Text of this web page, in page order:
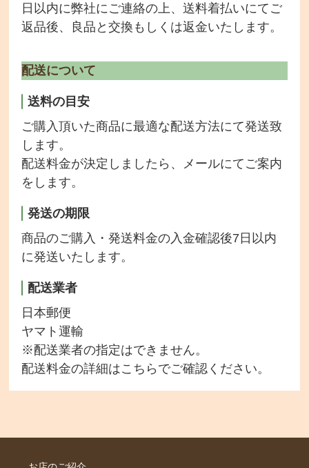
日以内に弊社にご連絡の上、送料着払いにてご
返品後、良品と交換もしくは返金いたします。
配送について
送料の目安
ご購入頂いた商品に最適な配送方法にて発送致
します。
配送料金が決定しましたら、メールにてご案内
をします。
発送の期限
商品のご購入・発送料金の入金確認後7日以内
に発送いたします。
配送業者
日本郵便
ヤマト運輸
※配送業者の指定はできません。
配送料金の詳細はこちら でご確認ください。